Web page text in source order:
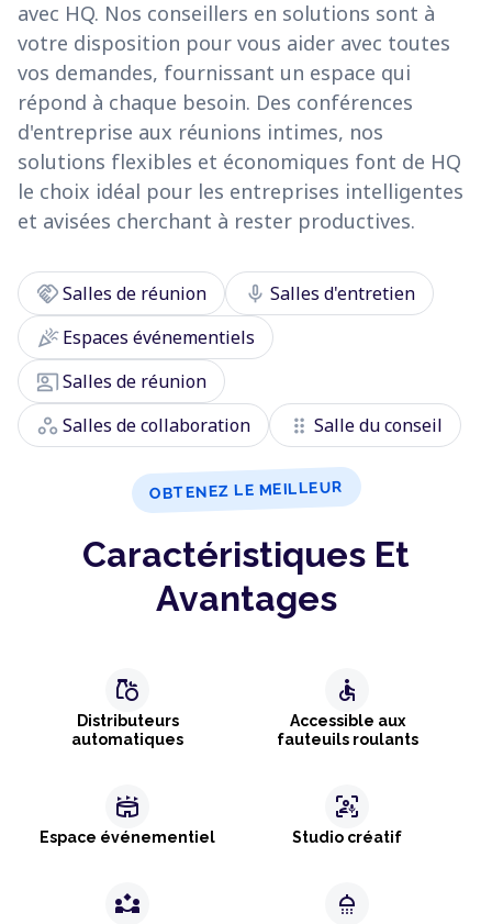
avec HQ. Nos conseillers en solutions sont à
votre disposition pour vous aider avec toutes
vos demandes, fournissant un espace qui
répond à chaque besoin. Des conférences
d'entreprise aux réunions intimes, nos
solutions flexibles et économiques font de HQ
le choix idéal pour les entreprises intelligentes
et avisées cherchant à rester productives.
handshakeSalles de réunion mic Salles d'entretien
celebrationEspaces événementiels
co_presentSalles de réunion
workspaces Salles de collaboration drag_indicator Salle du conseil
OBTENEZ LE MEILLEUR
Caractéristiques Et
Avantages
grocery
Distributeurs
automatiques
accessible
Accessible aux
fauteuils roulants
stadium
Espace événementiel
frame_person_mic
Studio créatif
partner_exchange shower